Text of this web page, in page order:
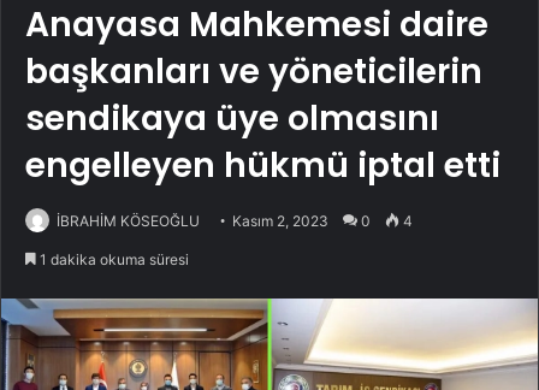
Anayasa Mahkemesi daire
başkanları ve yöneticilerin
sendikaya üye olmasını
engelleyen hükmü iptal etti
İBRAHİM KÖSEOĞLU Kasım 2, 2023 0 4
1 dakika okuma süresi